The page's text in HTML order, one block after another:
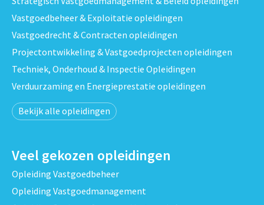
Vastgoedbeheer & Exploitatie opleidingen
Vastgoedrecht & Contracten opleidingen
Projectontwikkeling & Vastgoedprojecten opleidingen
Techniek, Onderhoud & Inspectie Opleidingen
Verduurzaming en Energieprestatie opleidingen
Bekijk alle opleidingen
Veel gekozen opleidingen
Opleiding Vastgoedbeheer
Opleiding Vastgoedmanagement